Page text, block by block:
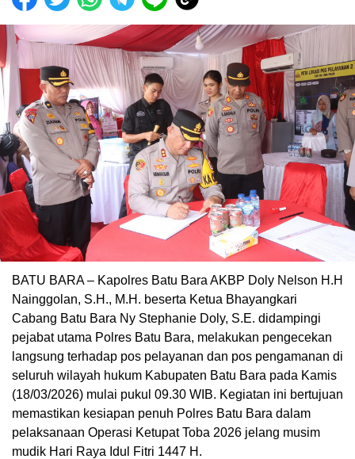
BATU BARA – Kapolres Batu Bara AKBP Doly Nelson H.H
Nainggolan, S.H., M.H. beserta Ketua Bhayangkari
Cabang Batu Bara Ny Stephanie Doly, S.E. didampingi
pejabat utama Polres Batu Bara, melakukan pengecekan
langsung terhadap pos pelayanan dan pos pengamanan di
seluruh wilayah hukum Kabupaten Batu Bara pada Kamis
(18/03/2026) mulai pukul 09.30 WIB. Kegiatan ini bertujuan
memastikan kesiapan penuh Polres Batu Bara dalam
pelaksanaan Operasi Ketupat Toba 2026 jelang musim
mudik Hari Raya Idul Fitri 1447 H.